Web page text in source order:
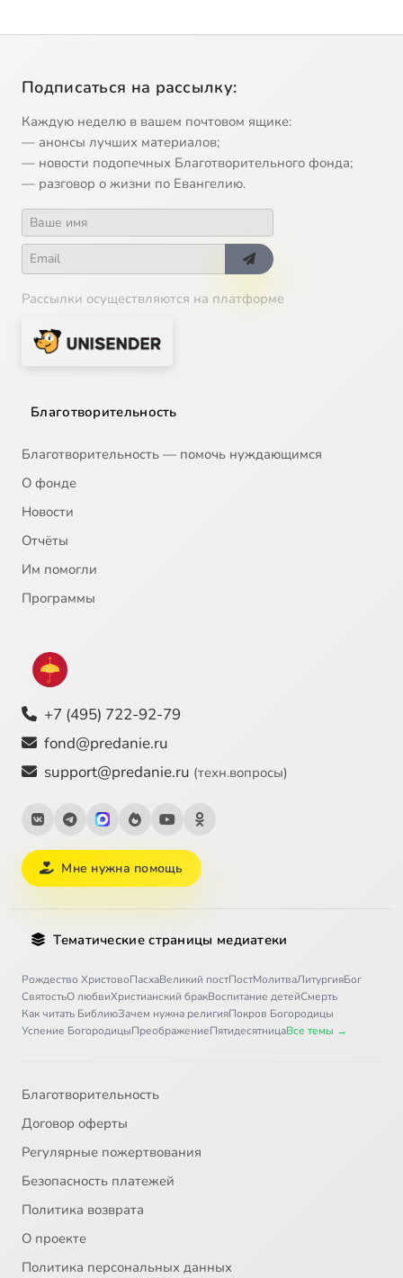
Подписаться на рассылку:
Каждую неделю в вашем почтовом ящике:
— анонсы лучших материалов;
— новости подопечных Благотворительного фонда;
— разговор о жизни по Евангелию.
Рассылки осуществляются на платформе
Благотворительность
Благотворительность — помочь нуждающимся
О фонде
Новости
Отчёты
Им помогли
Программы
+7 (495) 722-92-79
fond@predanie.ru
support@predanie.ru (техн.вопросы)
Мне нужна помощь
Тематические страницы медиатеки
Рождество ХристовоПасхаВеликий постПостМолитваЛитургияБог
СвятостьО любвиХристианский бракВоспитание детейСмерть
Как читать БиблиюЗачем нужна религияПокров Богородицы
Успение БогородицыПреображениеПятидесятницаВсе темы →
Благотворительность
Договор оферты
Регулярные пожертвования
Безопасность платежей
Политика возврата
О проекте
Политика персональных данных